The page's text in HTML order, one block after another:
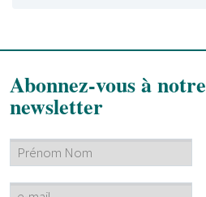
Abonnez-vous à notre
newsletter